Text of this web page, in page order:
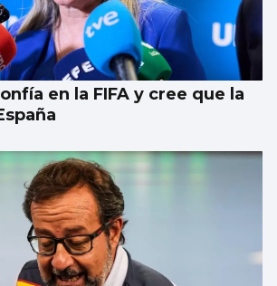
en la FIFA y cree que la